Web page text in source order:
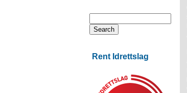
Rent Idrettslag